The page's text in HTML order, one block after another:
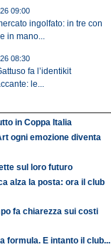
09:00
ingolfato: in tre con
in mano...
08:30
fa l’identikit
le...
in Coppa Italia
ogni emozione diventa
sul loro futuro
alza la posta: ora il club
fa chiarezza sui costi
formula. E intanto il club...